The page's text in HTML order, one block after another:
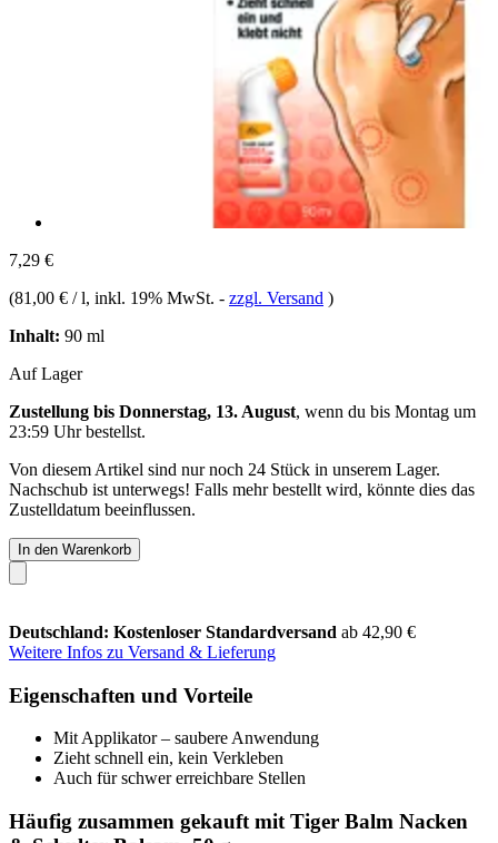
7,29 €
(81,00 € / l, inkl. 19% MwSt. - zzgl. Versand )
Inhalt: 90 ml
Auf Lager
Zustellung bis Donnerstag, 13. August, wenn du bis Montag um
23:59 Uhrbestellst.
Von diesem Artikel sind nur noch 24 Stück in unserem Lager.
Nachschub ist unterwegs! Falls mehr bestellt wird, könnte dies das
Zustelldatum beeinflussen.
In den Warenkorb
Deutschland: Kostenloser Standardversand ab 42,90 €
Weitere Infos zu Versand & Lieferung
Eigenschaften und Vorteile
Mit Applikator – saubere Anwendung
Zieht schnell ein, kein Verkleben
Auch für schwer erreichbare Stellen
Häufig zusammen gekauft mit Tiger Balm Nacken